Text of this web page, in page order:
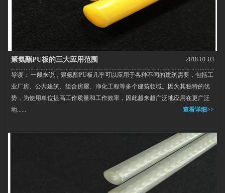
聚氨酯PU板的三大应用范围 2018-01-03
导读： 一般来说，聚氨酯PU板几乎可以应用于各种不同的建筑需要，包括工
业厂房、公共建筑、组合房屋、净化工程等多个建筑领域。因为其独特的优
势，为使用单位提高工作质量和工作效率，因此越来越广泛地应用在更广泛
地......
查看详细>>